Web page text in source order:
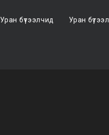
Уран бүтээлчид Уран бүтээл